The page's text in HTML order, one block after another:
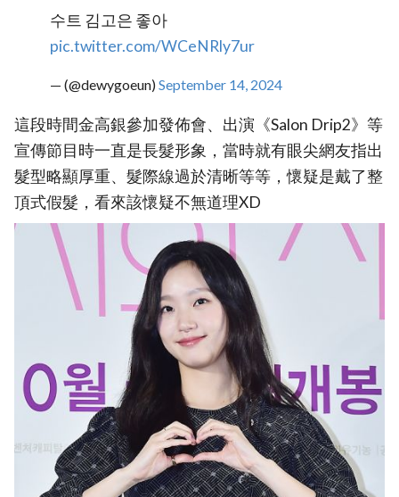
수트 김고은 좋아
pic.twitter.com/WCeNRly7ur
— (@dewygoeun)September 14, 2024
這段時間金高銀參加發佈會、出演《Salon Drip2》等
宣傳節目時一直是長髮形象，當時就有眼尖網友指出
髮型略顯厚重、髮際線過於清晰等等，懷疑是戴了整
頂式假髮，看來該懷疑不無道理XD